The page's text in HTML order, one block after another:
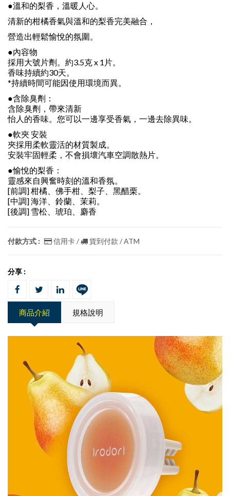
●溫和的梨香，溫暖人心。
清新的柑橘香氣與溫和的梨香完美融合，
營造出輕鬆愉悅的氛圍。
●內容物
採用大號片劑。約3.5克 x 1片。
香味持續約30天。
*持續時間可能因使用環境而異。
●含除臭劑：
含除臭劑，帶來清新
怡人的香味。您可以一邊享受香氣，一邊去除異味。
●軟夾 安裝
夾採用柔軟靈活的材質製成。
安裝牢固輕柔，不會損壞汽車空調散熱片。
●愉悅的梨香：
靈感來自興奮時刻的溫和香氛。
[前調] 柑橘、佛手柑、梨子、黑醋栗。
[中調] 海洋、鈴蘭、茉莉。
[後調] 雪松、琥珀、麝香
付款方式 : 信用卡 / 貨到付款 / ATM
分享 :
商品介紹 規格說明